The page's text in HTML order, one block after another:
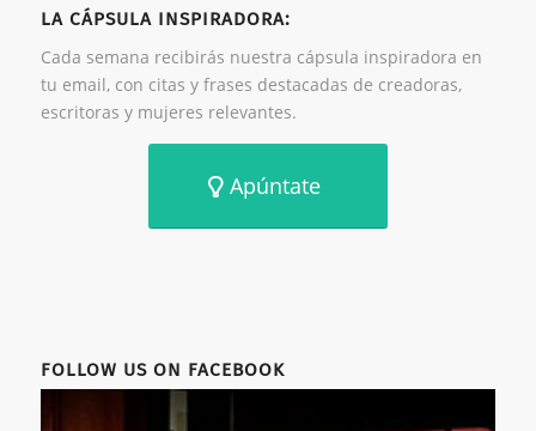
LA CÁPSULA INSPIRADORA:
Cada semana recibirás nuestra cápsula inspiradora en
tu email, con citas y frases destacadas de creadoras,
escritoras y mujeres relevantes.
Apúntate
FOLLOW US ON FACEBOOK